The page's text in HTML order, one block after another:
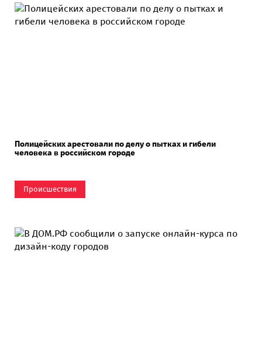
Полицейских арестовали по делу о пытках и гибели
человека в российском городе
Происшествия